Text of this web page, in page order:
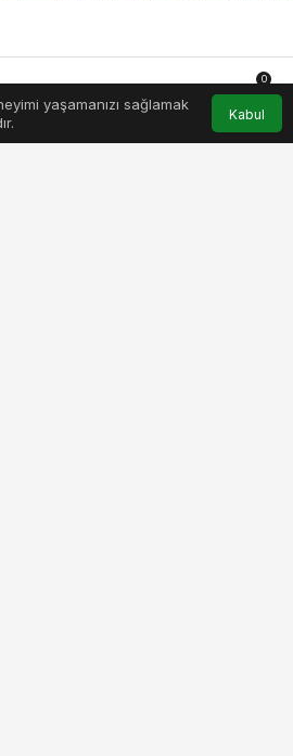
yaşamanızı sağlamak
Kabul
Hesabım Bildirimler
0